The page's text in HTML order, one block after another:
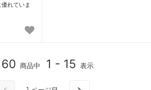
れていま
60 商品中 1 - 15 表示